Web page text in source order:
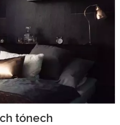
tónech